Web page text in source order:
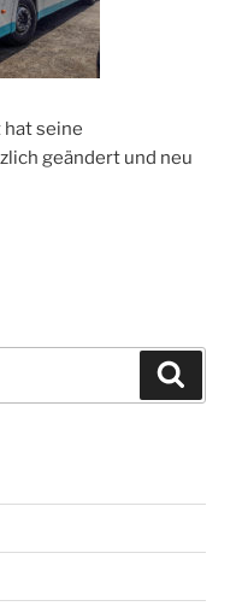
seine
geändert und neu